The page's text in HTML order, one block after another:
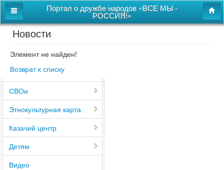
Портал о дружбе народов «ВСЕ МЫ -
РОССИЯ!»
Главная
Дом дружбы народов
Новости
СВОи
Этнокультурная карта
Казачий центр
Детям
Видео
Новости
Элемент не найден!
Возврат к списку